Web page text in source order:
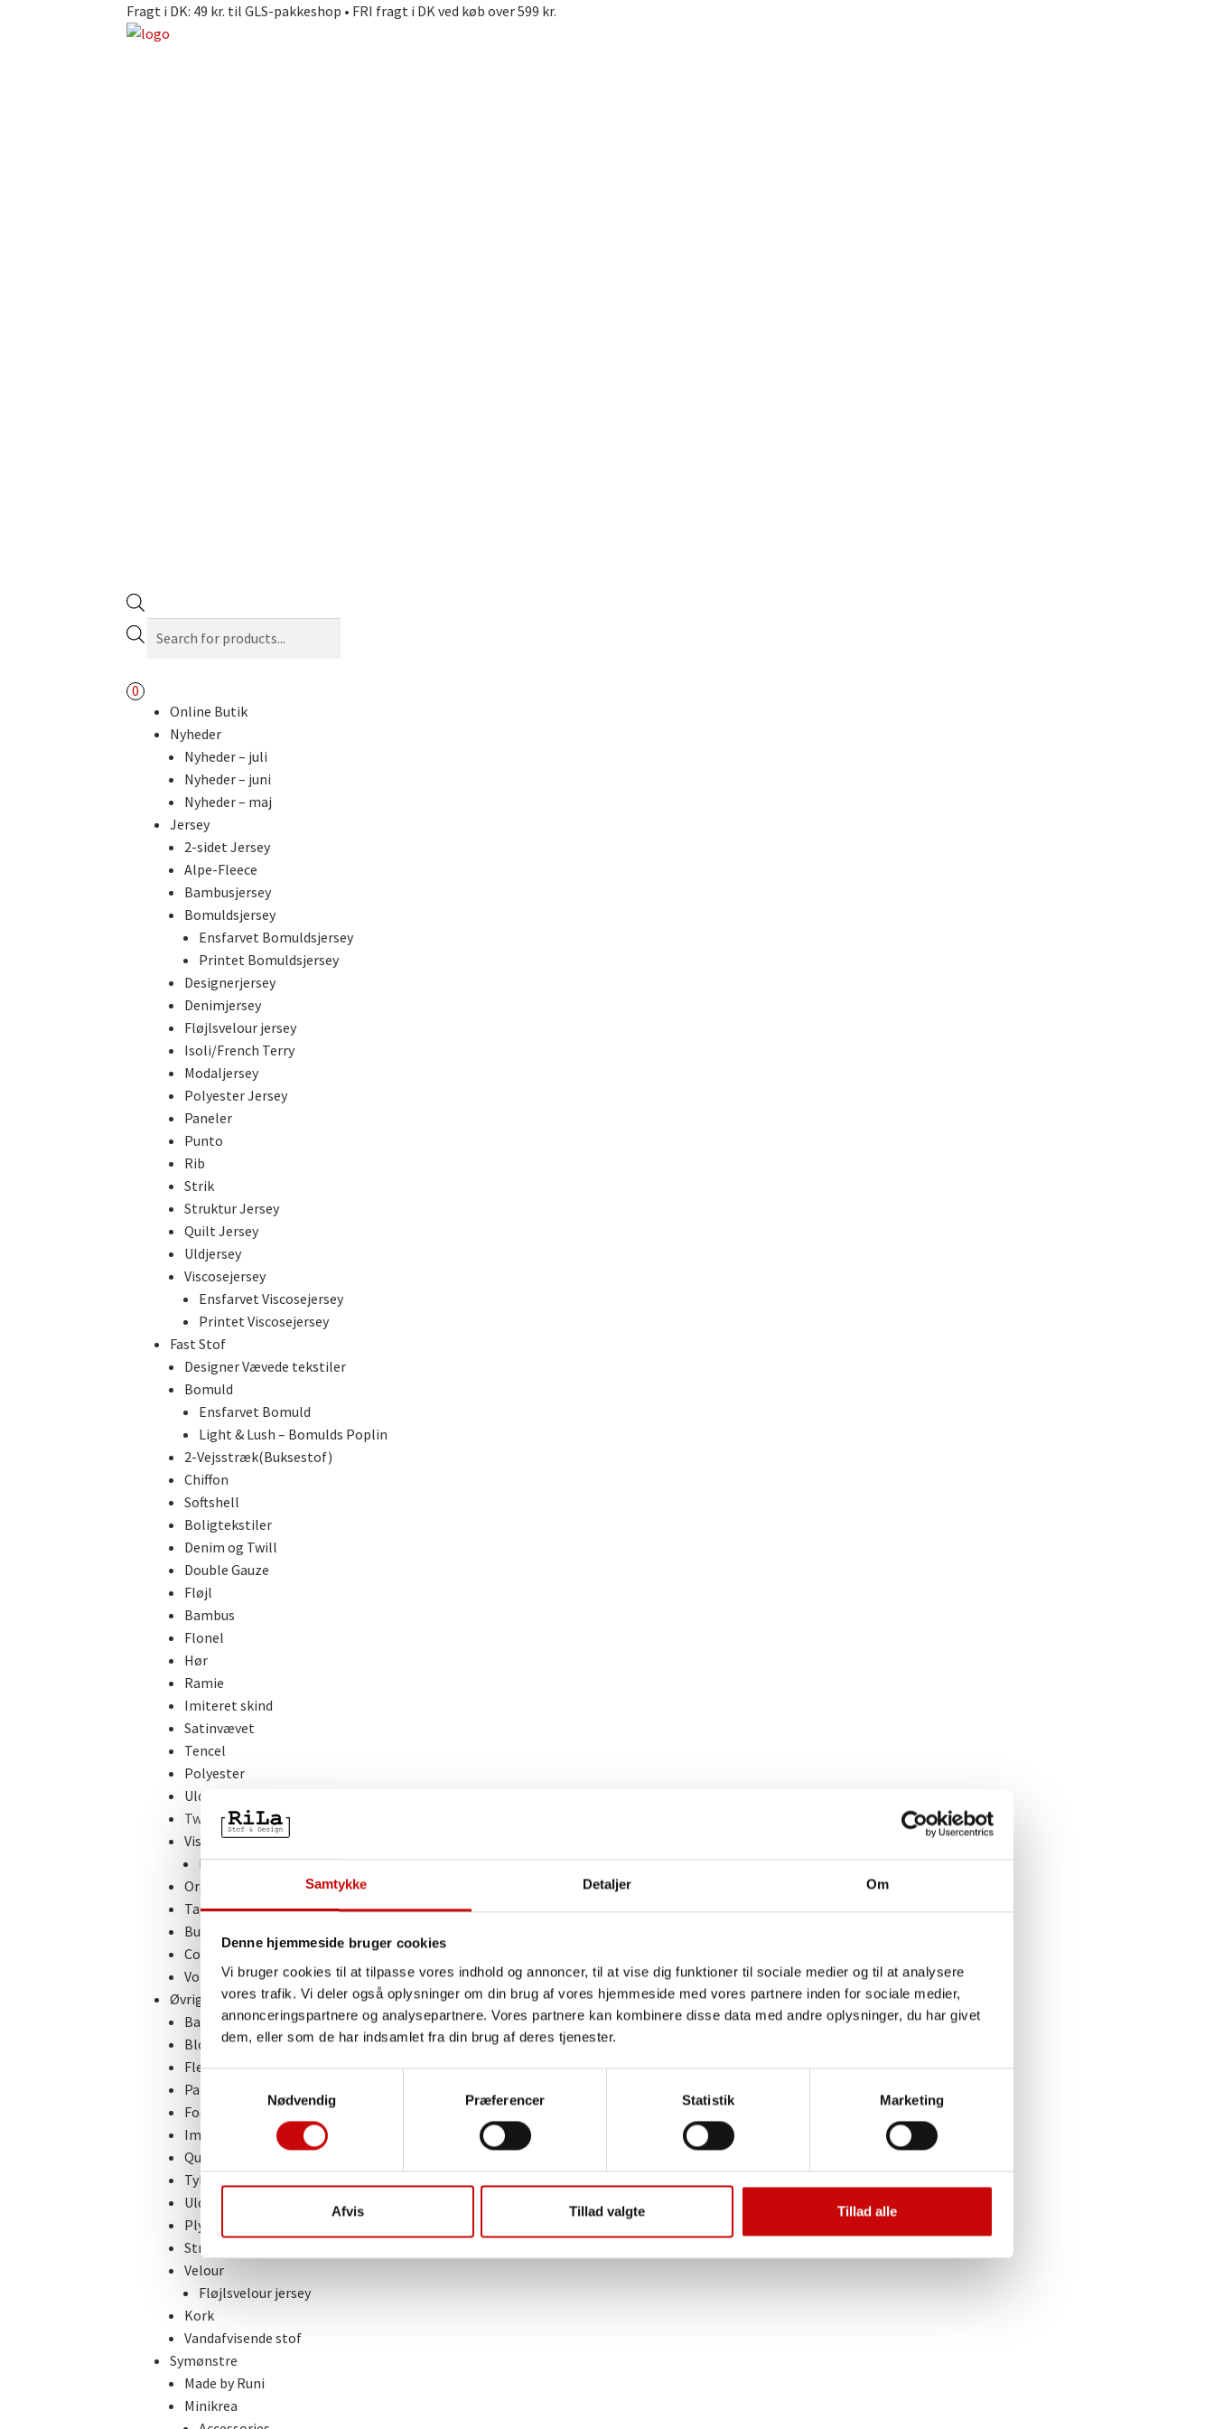
Samtykke Detaljer Om
Denne hjemmeside bruger cookies
Vi bruger cookies til at tilpasse vores indhold og annoncer, til at vise dig funktioner til sociale medier og til at analysere
vores trafik. Vi deler også oplysninger om din brug af vores hjemmeside med vores partnere inden for sociale medier,
annonceringspartnere og analysepartnere. Vores partnere kan kombinere disse data med andre oplysninger, du har givet
dem, eller som de har indsamlet fra din brug af deres tjenester.
t
y
k
k
e
v
a
l
g
Nødvendig Præferencer Statistik Marketing
Afvis Tillad valgte Tillad alle
Fragt i DK: 49 kr. til GLS-pakkeshop • FRI fragt i DK ved køb over 599 kr.
0
Online Butik
Nyheder
Nyheder – juli
Nyheder – juni
Nyheder – maj
Jersey
2-sidet Jersey
Alpe-Fleece
Bambusjersey
Bomuldsjersey
Ensfarvet Bomuldsjersey
Printet Bomuldsjersey
Designerjersey
Denimjersey
Fløjlsvelour jersey
Isoli/French Terry
Modaljersey
Polyester Jersey
Paneler
Punto
Rib
Strik
Struktur Jersey
Quilt Jersey
Uldjersey
Viscosejersey
Ensfarvet Viscosejersey
Printet Viscosejersey
Fast Stof
Designer Vævede tekstiler
Bomuld
Ensfarvet Bomuld
Light & Lush – Bomulds Poplin
2-Vejsstræk(Buksestof)
Chiffon
Softshell
Boligtekstiler
Denim og Twill
Double Gauze
Fløjl
Bambus
Flonel
Hør
Ramie
Imiteret skind
Satinvævet
Tencel
Polyester
Uld
Tweed
Viscose
Light & Lush – Viscose
Organza
Taft
Buksestof
Coated Bomuld
Voile
Øvrige Tekstiler
Bade- og undertøjsstof
Blonder
Fleece & Frotté
Panel
Foer
Imiteret Skind & Ruskind
Quilt
Tyll
Uld
Plys & Pels
Strik
Velour
Fløjlsvelour jersey
Kork
Vandafvisende stof
Symønstre
Made by Runi
Minikrea